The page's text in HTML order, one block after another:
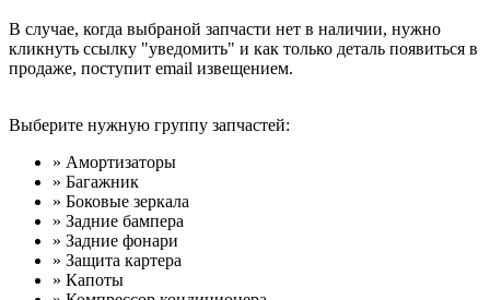
В случае, когда выбраной запчасти нет в наличии, нужно
кликнуть ссылку "уведомить" и как только деталь появиться в
продаже, поступит email извещением.
Выберите нужную группу запчастей:
» Амортизаторы
» Багажник
» Боковые зеркала
» Задние бампера
» Задние фонари
» Защита картера
» Капоты